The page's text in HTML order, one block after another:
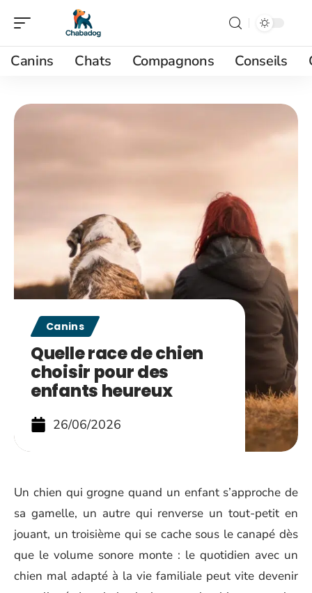
Canins Chats Compagnons Conseils
Canins
Quelle race de chien
choisir pour des
enfants heureux
26/06/2026
Un chien qui grogne quand un enfant s’approche de
sa gamelle, un autre qui renverse un tout-petit en
jouant, un troisième qui se cache sous le canapé dès
que le volume sonore monte : le quotidien avec un
chien mal adapté à la vie familiale peut vite devenir